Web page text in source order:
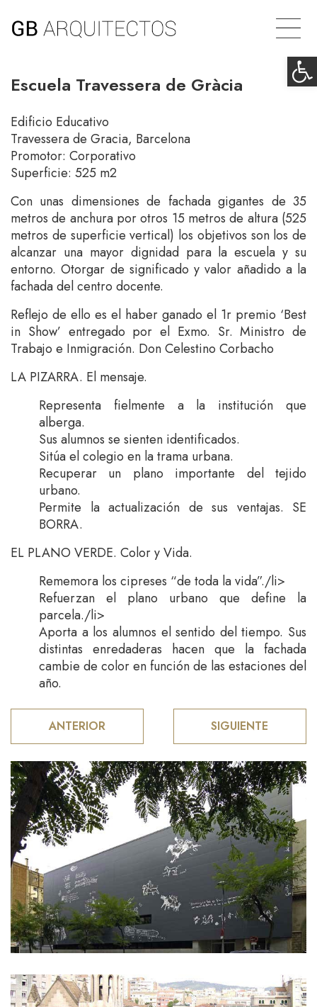
Escuela Travessera de Gràcia
Edificio Educativo
Travessera de Gracia, Barcelona
Promotor: Corporativo
Superficie: 525 m2
Con unas dimensiones de fachada gigantes de 35
metros de anchura por otros 15 metros de altura (525
metros de superficie vertical) los objetivos son los de
alcanzar una mayor dignidad para la escuela y su
entorno. Otorgar de significado y valor añadido a la
fachada del centro docente.
Reflejo de ello es el haber ganado el 1r premio ‘Best
in Show’ entregado por el Exmo. Sr. Ministro de
Trabajo e Inmigración. Don Celestino Corbacho
LA PIZARRA. El mensaje.
Representa fielmente a la institución que
alberga.
Sus alumnos se sienten identificados.
Sitúa el colegio en la trama urbana.
Recuperar un plano importante del tejido
urbano.
Permite la actualización de sus ventajas. SE
BORRA.
EL PLANO VERDE. Color y Vida.
Rememora los cipreses “de toda la vida”./li>
Refuerzan el plano urbano que define la
parcela./li>
Aporta a los alumnos el sentido del tiempo. Sus
distintas enredaderas hacen que la fachada
cambie de color en función de las estaciones del
año.
ANTERIOR SIGUIENTE